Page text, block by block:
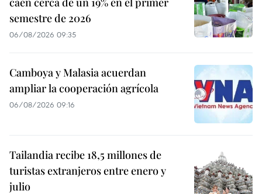
semestre de 2026
06/08/2026 09:35
Camboya y Malasia acuerdan
ampliar la cooperación agrícola
06/08/2026 09:16
Tailandia recibe 18,5 millones de
turistas extranjeros entre enero y
julio